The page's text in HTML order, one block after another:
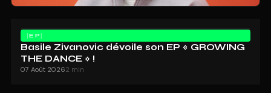
EP
Basile Zivanovic dévoile son EP « GROWING
THE DANCE » !
07 Août 20262 min